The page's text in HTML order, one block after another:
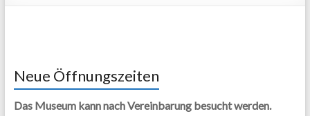
Neue Öffnungszeiten
Das Museum kann nach Vereinbarung besucht werden.